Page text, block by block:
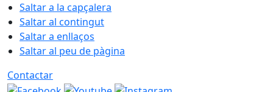
Saltar a la capçalera
Saltar al contingut
Saltar a enllaços
Saltar al peu de pàgina
Contactar